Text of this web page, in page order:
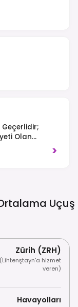
Geçerlidir;
Olan
>
Uçuş
Zürih (ZRH)
hizmet
veren)
Havayolları